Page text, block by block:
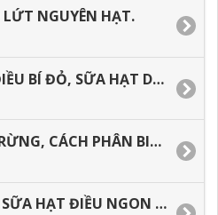
NGUYÊN HẠT.
SỮA HẠT ĐIỀU BÍ ĐỎ, SỮA HẠT DINH DƯỠNG CHO BẠN.
MẬT ONG RỪNG, CÁCH PHÂN BIỆT MẬT ONG RỪNG VÀ MẬT ONG NUÔI.
CÁCH LÀM SỮA HẠT ĐIỀU NGON TẠI NHÀ